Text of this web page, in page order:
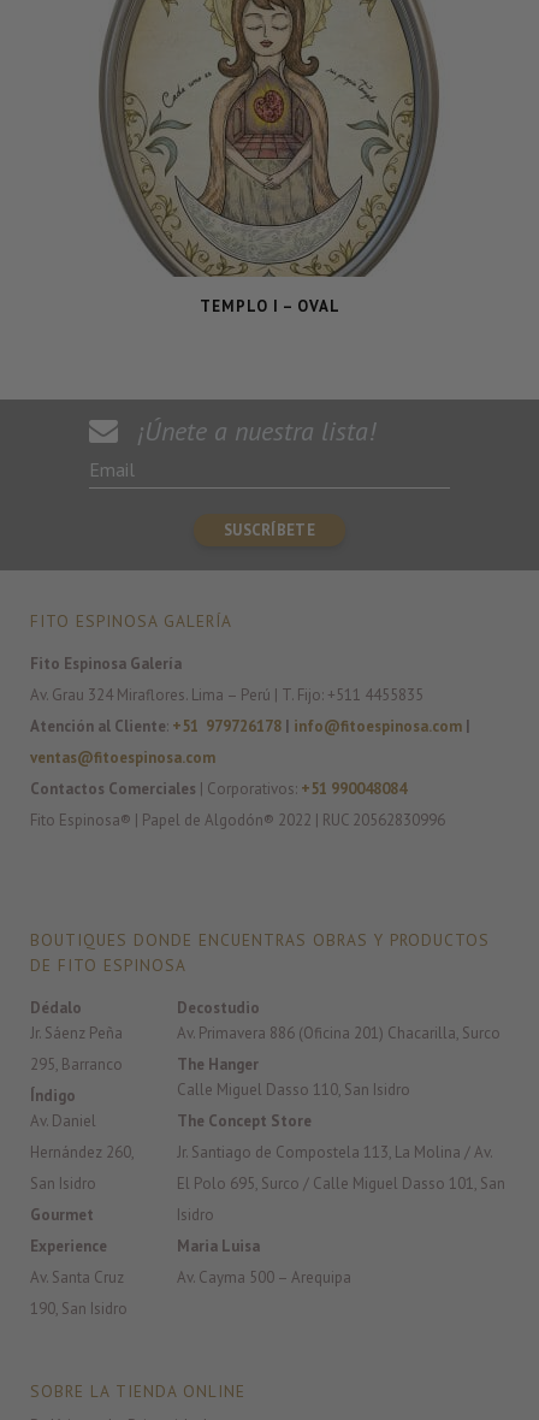
TEMPLO I – OVAL
¡Únete a nuestra lista!
FITO ESPINOSA GALERÍA
Fito Espinosa Galería
Av. Grau 324 Miraflores. Lima – Perú | T. Fijo: +511 4455835
Atención al Cliente: +51 979726178 info@fitoespinosa.com
ventas@fitoespinosa.com
Contactos Comerciales
| Corporativos: +51 990048084
Fito Espinosa® | Papel de Algodón® 2022 | RUC 20562830996
BOUTIQUES DONDE ENCUENTRAS OBRAS Y PRODUCTOS
DE FITO ESPINOSA
Dédalo
Jr. Sáenz Peña
295, Barranco
Índigo
Av. Daniel
Hernández 260,
San Isidro
Gourmet
Experience
Av. Santa Cruz
190, San Isidro
Decostudio
Av. Primavera 886 (Oficina 201) Chacarilla, Surco
The Hanger
Calle Miguel Dasso 110, San Isidro
The Concept Store
Jr. Santiago de Compostela 113, La Molina / Av.
El Polo 695, Surco / Calle Miguel Dasso 101, San
Isidro
Maria Luisa
Av. Cayma 500 – Arequipa
SOBRE LA TIENDA ONLINE